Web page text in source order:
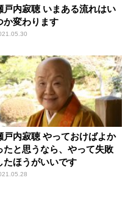
戸内寂聴 いまある流れはい
か変わります
戸内寂聴 やっておけばよか
たと思うなら、やって失敗
たほうがいいです